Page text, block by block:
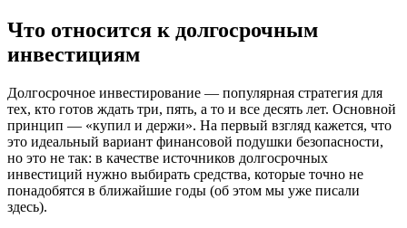
Что относится к долгосрочным
инвестициям
Долгосрочное инвестирование — популярная стратегия для
тех, кто готов ждать три, пять, а то и все десять лет. Основной
принцип — «купил и держи». На первый взгляд кажется, что
это идеальный вариант финансовой подушки безопасности,
но это не так: в качестве источников долгосрочных
инвестиций нужно выбирать средства, которые точно не
понадобятся в ближайшие годы (об этом мы уже писали
здесь).